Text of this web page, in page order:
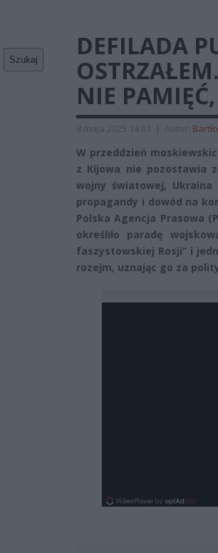
Szukaj
DEFILADA
NIE
8 maja 2025 14:01 | Autor:
W przeddzień
z Kijowa nie pozostawia
wojny światowej,
propagandy i dowód na
Polska Agencja Prasowa
określiło paradę
faszystowskiej Rosji” i
rozejm, uznając go za